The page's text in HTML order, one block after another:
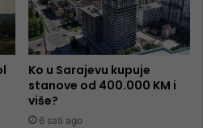
Ko u Sarajevu kupuje
stanove od 400.000 KM i
više?
6 sati ago